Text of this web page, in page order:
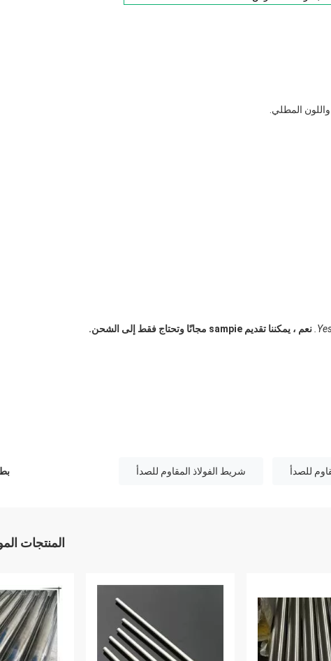
المطلي.
نعم ، يمكننا تقديم sampie مجانًا وتحتاج فقط إلى الشحن.
للصدأ شريط الفولاذ المقاوم للصدأ
المنتجات